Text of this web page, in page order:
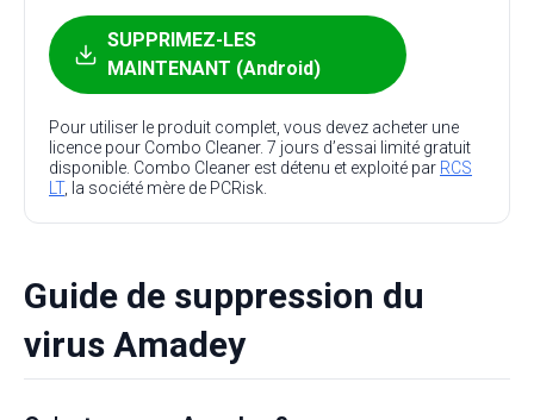
SUPPRIMEZ-LES
MAINTENANT (Android)
Pour utiliser le produit complet, vous devez acheter une
licence pour Combo Cleaner. 7 jours d’essai limité gratuit
disponible. Combo Cleaner est détenu et exploité par RCS
LT, la société mère de PCRisk.
Guide de suppression du
virus Amadey